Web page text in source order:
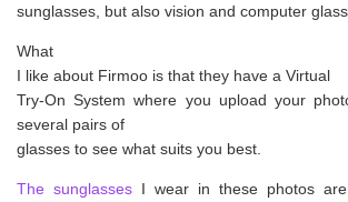
sunglasses, but also vision and computer
What
I like about Firmoo is that they have a Virtual
Try-On System where you upload your
several pairs of
glasses to see what suits you best.
The sunglasses I wear in these photos